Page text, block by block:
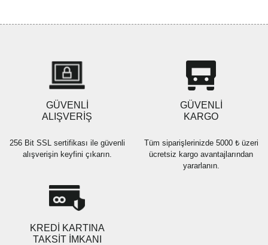
Ürün açıklamasında eksik bilgiler bulunuyor.
Ürün bilgilerinde hatalar bulunuyor.
Ürün fiyatı diğer sitelerden daha pahalı.
Bu ürüne benzer farklı alternatifler olmalı.
GÜVENLİ
ALIŞVERİŞ
256 Bit SSL sertifikası ile güvenli
alışverişin keyfini çıkarın.
GÜVENLİ
KARGO
Tüm siparişlerinizde 5000 ₺ üzeri
ücretsiz kargo avantajlarından
yararlanın.
KREDİ KARTINA
TAKSİT İMKANI